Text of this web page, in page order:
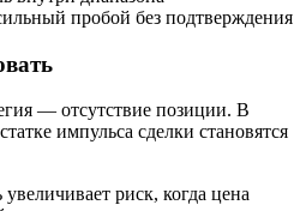
пробой без подтверждения
— отсутствие позиции. В
импульса сделки становятся
риск, когда цена